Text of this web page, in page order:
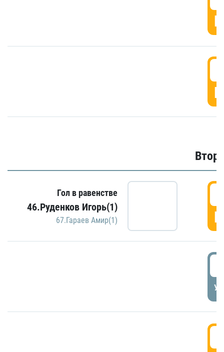
Гол в равенстве
46.Руденков Игорь(1)
67.Гараев Амир(1)